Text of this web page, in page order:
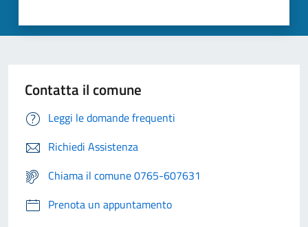
Contatta il comune
Leggi le domande frequenti
Richiedi Assistenza
Chiama il comune 0765-607631
Prenota un appuntamento